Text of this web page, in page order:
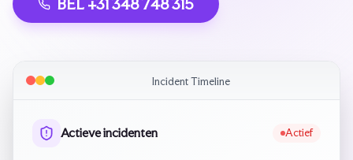
BEL +31 348 748 315
Incident Timeline
Actieve incidenten Actief